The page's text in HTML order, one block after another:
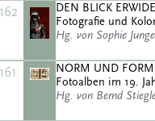
162
DEN BLICK
Fotografie und
Hg. von Sophie Junge
161
NORM UND FORM
Fotoalben im 19.
Hg. von Bernd